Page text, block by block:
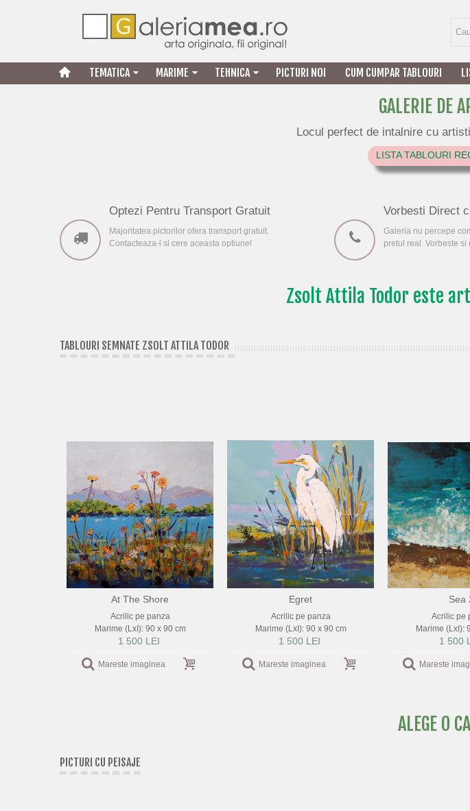
TEMATICA MARIME TEHNICA PICTURI NOI CUM CUMPAR TABLOURI
GALERIE DE
Locul perfect de intalnire cu
LISTA TABLOURI
Optezi Pentru Transport Gratuit
Majoritatea pictorilor ofera transport gratuit.
Contacteaza-i si cere aceasta optiune!
Vorbesti Direct
Galeria nu percepe
pretul real. Vorbeste
Zsolt Attila Todor este
TABLOURI SEMNATE ZSOLT ATTILA TODOR
At The Shore
Acrilic pe panza
Marime (LxI): 90 x 90 cm
1 500 LEI
Mareste imaginea
Egret
Acrilic pe panza
Marime (LxI): 90 x 90 cm
1 500 LEI
Mareste imaginea
Sea
Acrilic pe
Marime (LxI):
1 500
Mareste
ALEGE O
PICTURI CU PEISAJE